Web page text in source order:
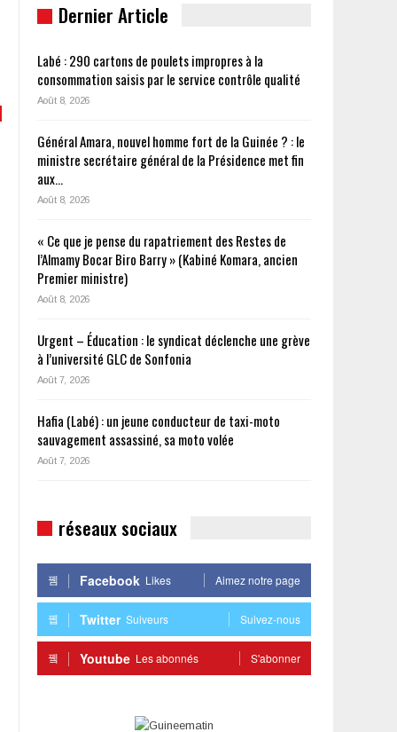
Dernier Article
Labé : 290 cartons de poulets impropres à la
consommation saisis par le service contrôle qualité
Août 8, 2026
Général Amara, nouvel homme fort de la Guinée ? : le
ministre secrétaire général de la Présidence met fin
aux…
Août 8, 2026
« Ce que je pense du rapatriement des Restes de
l’Almamy Bocar Biro Barry » (Kabiné Komara, ancien
Premier ministre)
Août 8, 2026
Urgent – Éducation : le syndicat déclenche une grève
à l’université GLC de Sonfonia
Août 7, 2026
Hafia (Labé) : un jeune conducteur de taxi-moto
sauvagement assassiné, sa moto volée
Août 7, 2026
réseaux sociaux
Facebook Likes Aimez notre page
Twitter Suiveurs Suivez-nous
Youtube Les abonnés S'abonner